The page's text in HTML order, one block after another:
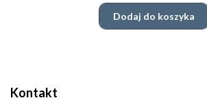
Dodaj do koszyka
Kontakt